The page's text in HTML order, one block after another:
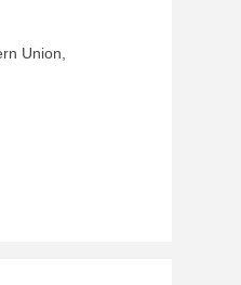
Union,